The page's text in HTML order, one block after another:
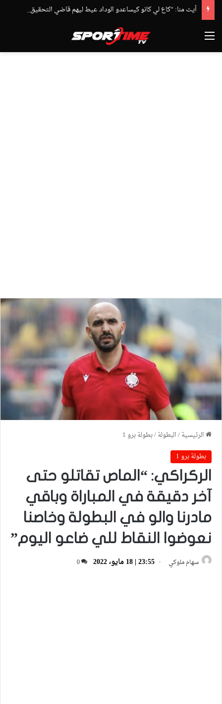
القائمة
الرئيسية/البطولة/بطولة برو 1
بطولة برو 1
الركراكي: “الماص تقاتلو حتى
آخر دقيقة في المباراة وباقي
مادرنا والو في البطولة وخاصنا
نعوضوا النقاط للي ضاعو اليوم”
سهام ملوكي 23:55 | 18 مايو، 2022 0